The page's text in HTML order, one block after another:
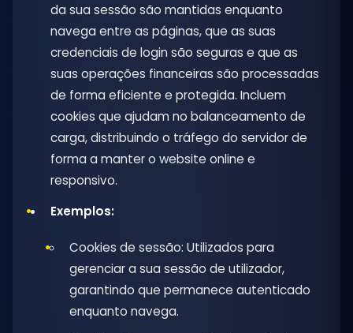
da sua sessão são mantidas enquanto
navega entre as páginas, que as suas
credenciais de login são seguras e que as
suas operações financeiras são processadas
de forma eficiente e protegida. Incluem
cookies que ajudam no balanceamento de
carga, distribuindo o tráfego do servidor de
forma a manter o website online e
responsivo.
Exemplos:
Cookies de sessão: Utilizados para
gerenciar a sua sessão de utilizador,
garantindo que permanece autenticado
enquanto navega.